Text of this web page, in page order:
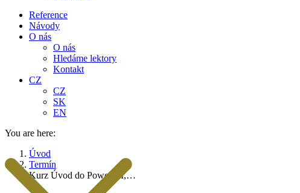
Reference
Návody
O nás
O nás
Hledáme lektory
Kontakt
CZ
CZ
SK
EN
You are here:
Úvod
Termín
Kurz Úvod do Power BI,…